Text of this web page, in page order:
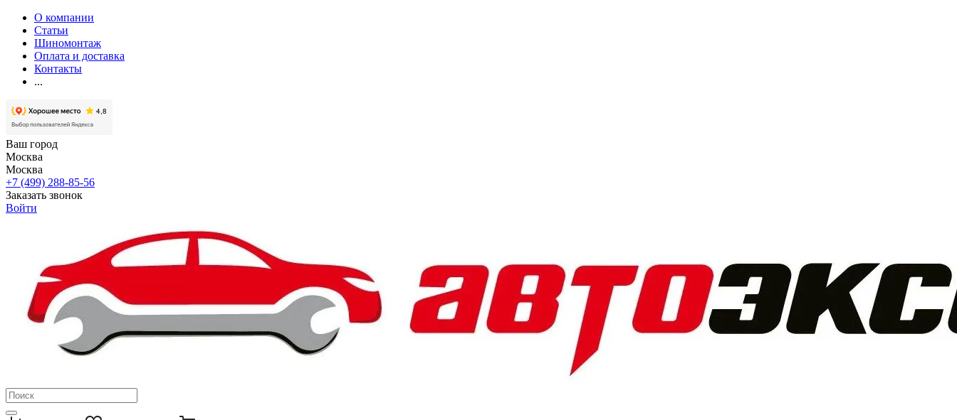
О компании
Статьи
Шиномонтаж
Оплата и доставка
Контакты
...
Ваш город
Москва
Москва
+7 (499) 288-85-56
Заказать звонок
Войти